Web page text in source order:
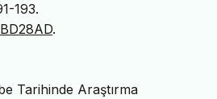
193.
.
Tarihinde Araştırma